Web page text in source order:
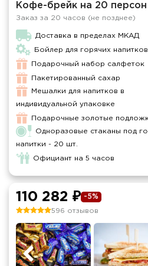
Кофе-брейк на 20 персон
Заказ за 20 часов (не позднее)
Доставка в пределах МКАД
Бойлер для горячих напитков
Подарочный набор салфеток
Пакетированный сахар
Мешалки для напитков в
индивидуальной упаковке
Подарочные золотые
Одноразовые стаканы под
напитки - 20 шт.
Официант на 5 часов
110 282 ₽ -5%
596 отзывов